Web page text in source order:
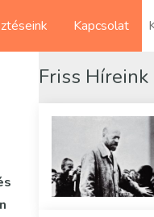
Kapcsolat
Friss Híreink